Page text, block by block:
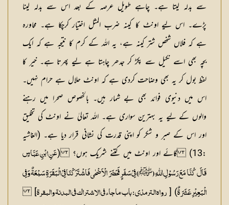
سے بدلہ لیتا ہے۔ چاہے طویل عرصہ کے بعد اس سے بدلہ لینا
پڑے۔ اس لیے اونٹ کا کینہ ضرب المثل اختیار کرچکا ہے۔ محاورہ
ہے کہ فلاں شخص شتر کینہ ہے، یہ اللہ کے کرم کا نتیجہ ہے کہ ایک
بچہ بھی اسے نکیل سے پکڑ کر جدھر چاہتا ہے لیے پھرتا ہے۔ خیر کا
لفظ بول کر یہ بھی وضاحت کردی ہے کہ اونٹ حلال ہے حرام نہیں۔
اس میں دنیوی فوائد بھی بے شمار ہیں۔ بالخصوص صحرا میں رہنے
والوں کے لیے یہ بہترین سواری ہے۔ اللہ تعالیٰ نے اونٹ کی تخلیق
اور اس کے صبر و شکر کو اپنی قدرت کی نشانی قرار دیا ہے۔ (الغاشیہ
:13)
گائے اور اونٹ میں کتنے شریک ہوں؟ (عَنِ ابْنِ عَبَّاسٍ
قَالَ کُنَّا مَعَ رَسُوْلِ اللّٰہِ (ﷺ) فِیْ سَفَرٍ فَحَضَرَ الْاَضْحٰی فَاشْتَرَکْنَافِیْ الْبَقَرَۃِ سَبْعَۃٌ وَفِی
الْبَعِیْرِ عَشَرَۃٌ) [رواہ الترمذی : باب ماجاء فی الاشتراک فی البدنۃ والبقرۃ]